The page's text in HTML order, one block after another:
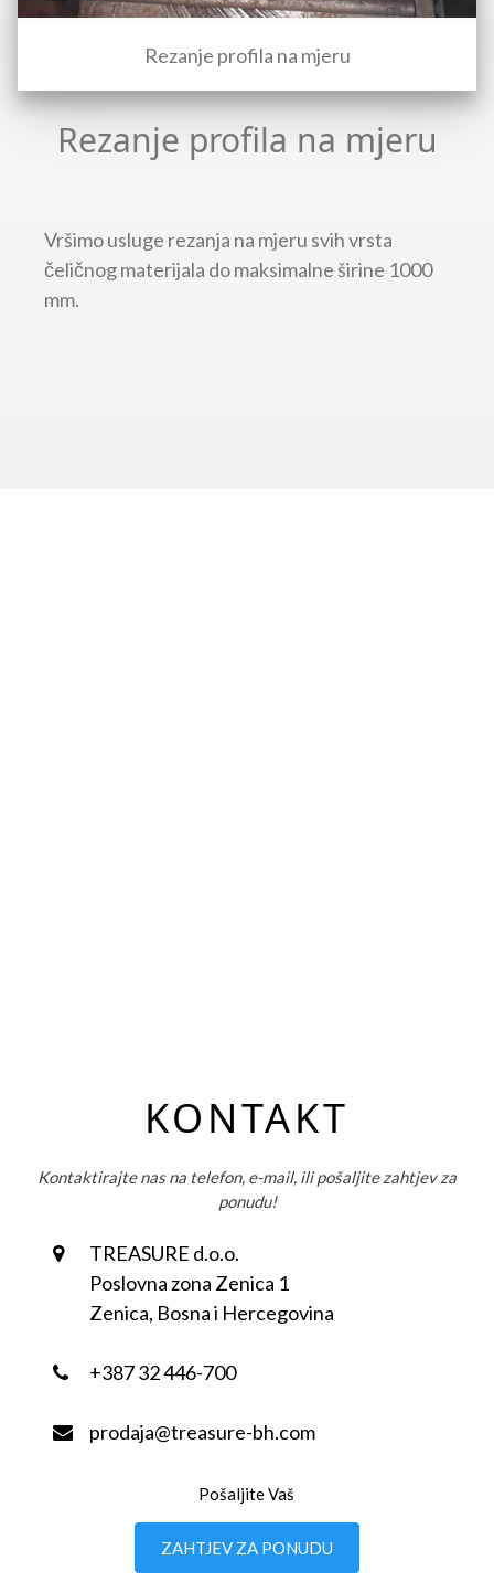
Rezanje profila na mjeru
Rezanje profila na mjeru
Vršimo usluge rezanja na mjeru svih vrsta
čeličnog materijala do maksimalne širine 1000
mm.
KONTAKT
Kontaktirajte nas na telefon, e-mail, ili pošaljite zahtjev za
ponudu!
TREASURE d.o.o.
Poslovna zona Zenica 1
Zenica, Bosna i Hercegovina
+387 32 446-700
prodaja@treasure-bh.com
Pošaljite Vaš
ZAHTJEV ZA PONUDU